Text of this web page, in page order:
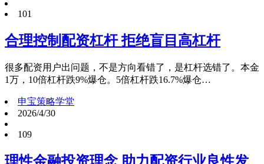
101
合理控制配资杠杆 拒绝盲目高杠杆
很多配资用户出问题，不是方向看错了，是杠杆选错了。本金
1万，10倍杠杆跌9%爆仓。5倍杠杆跌16.7%爆仓…
申宝策略学堂
2026/4/30
109